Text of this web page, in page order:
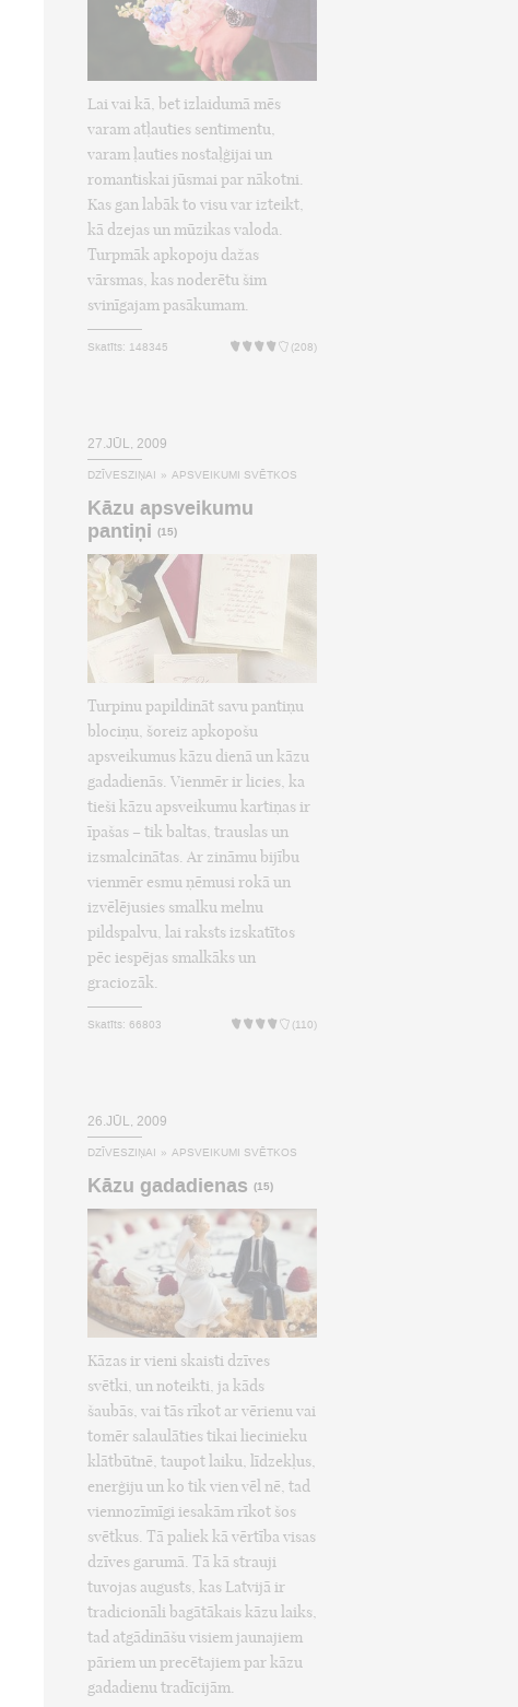
Lai vai kā, bet izlaidumā mēs
varam atļauties sentimentu,
varam ļauties nostaļģijai un
romantiskai jūsmai par nākotni.
Kas gan labāk to visu var izteikt,
kā dzejas un mūzikas valoda.
Turpmāk apkopoju dažas
vārsmas, kas noderētu šim
svinīgajam pasākumam.
Skatīts: 148345 (208)
27.JŪL, 2009
DZĪVESZIŅAI » APSVEIKUMI SVĒTKOS
Kāzu apsveikumu
pantiņi (15)
Turpinu papildināt savu pantiņu
blociņu, šoreiz apkopošu
apsveikumus kāzu dienā un kāzu
gadadienās. Vienmēr ir licies, ka
tieši kāzu apsveikumu kartiņas ir
īpašas – tik baltas, trauslas un
izsmalcinātas. Ar zināmu bijību
vienmēr esmu ņēmusi rokā un
izvēlējusies smalku melnu
pildspalvu, lai raksts izskatītos
pēc iespējas smalkāks un
graciozāk.
Skatīts: 66803 (110)
26.JŪL, 2009
DZĪVESZIŅAI » APSVEIKUMI SVĒTKOS
Kāzu gadadienas (15)
Kāzas ir vieni skaisti dzīves
svētki, un noteikti, ja kāds
šaubās, vai tās rīkot ar vērienu vai
tomēr salaulāties tikai liecinieku
klātbūtnē, taupot laiku, līdzekļus,
enerģiju un ko tik vien vēl nē, tad
viennozīmīgi iesakām rīkot šos
svētkus. Tā paliek kā vērtība visas
dzīves garumā. Tā kā strauji
tuvojas augusts, kas Latvijā ir
tradicionāli bagātākais kāzu laiks,
tad atgādināšu visiem jaunajiem
pāriem un precētajiem par kāzu
gadadienu tradīcijām.